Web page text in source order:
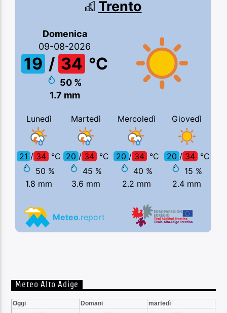
Meteo Alto Adige
Oggi Domani martedì